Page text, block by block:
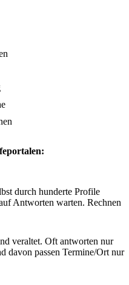
durch hunderte Profile
Antworten warten. Rechnen
veraltet. Oft antworten nur
davon passen Termine/Ort nur